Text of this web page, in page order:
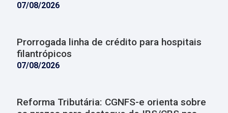
07/08/2026
Prorrogada linha de crédito para hospitais
filantrópicos
07/08/2026
Reforma Tributária: CGNFS-e orienta sobre